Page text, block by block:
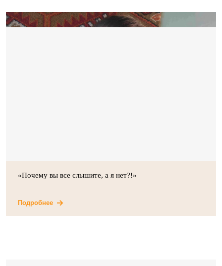
«Почему вы все слышите, а я нет?!»
Подробнее